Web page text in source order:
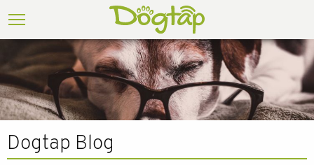
Dogtap Blog